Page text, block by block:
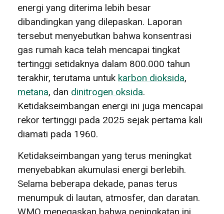
energi yang diterima lebih besar
dibandingkan yang dilepaskan. Laporan
tersebut menyebutkan bahwa konsentrasi
gas rumah kaca telah mencapai tingkat
tertinggi setidaknya dalam 800.000 tahun
terakhir, terutama untuk karbon dioksida,
metana, dan dinitrogen oksida.
Ketidakseimbangan energi ini juga mencapai
rekor tertinggi pada 2025 sejak pertama kali
diamati pada 1960.
Ketidakseimbangan yang terus meningkat
menyebabkan akumulasi energi berlebih.
Selama beberapa dekade, panas terus
menumpuk di lautan, atmosfer, dan daratan.